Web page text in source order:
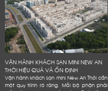
VẬN HÀNH KHÁCH SẠN MINI NEW AN
THỚI HIỆU QUẢ VÀ ỔN ĐỊNH
Vận hành khách sạn mini New An Thới cần
một quy trình rõ ràng. Mỗi bộ phận phải